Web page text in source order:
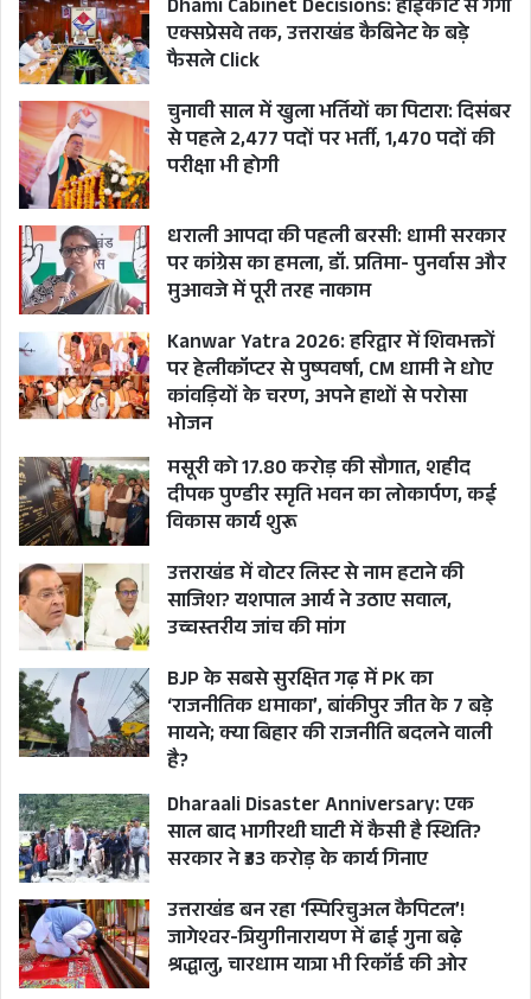
LATEST NEWS
PM MODI
ROADS
UTTARAKHAND
UTTARAKHAND NEWS
Dhami Cabinet Decisions: हाईकोर्ट से गंगा
एक्सप्रेसवे तक, उत्तराखंड कैबिनेट के बड़े
फैसले Click
चुनावी साल में खुला भर्तियों का पिटारा: दिसंबर
से पहले 2,477 पदों पर भर्ती, 1,470 पदों की
परीक्षा भी होगी
धराली आपदा की पहली बरसी: धामी सरकार
पर कांग्रेस का हमला, डॉ. प्रतिमा- पुनर्वास और
मुआवजे में पूरी तरह नाकाम
Kanwar Yatra 2026: हरिद्वार में शिवभक्तों
पर हेलीकॉप्टर से पुष्पवर्षा, CM धामी ने धोए
कांवड़ियों के चरण, अपने हाथों से परोसा
भोजन
मसूरी को 17.80 करोड़ की सौगात, शहीद
दीपक पुण्डीर स्मृति भवन का लोकार्पण, कई
विकास कार्य शुरू
उत्तराखंड में वोटर लिस्ट से नाम हटाने की
साजिश? यशपाल आर्य ने उठाए सवाल,
उच्चस्तरीय जांच की मांग
BJP के सबसे सुरक्षित गढ़ में PK का
‘राजनीतिक धमाका’, बांकीपुर जीत के 7 बड़े
मायने; क्या बिहार की राजनीति बदलने वाली
है?
Dharaali Disaster Anniversary: एक
साल बाद भागीरथी घाटी में कैसी है स्थिति?
सरकार ने ₹33 करोड़ के कार्य गिनाए
उत्तराखंड बन रहा ‘स्पिरिचुअल कैपिटल’!
जागेश्वर-त्रियुगीनारायण में ढाई गुना बढ़े
श्रद्धालु, चारधाम यात्रा भी रिकॉर्ड की ओर